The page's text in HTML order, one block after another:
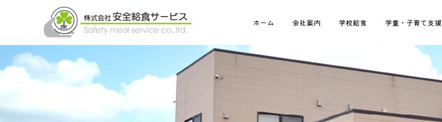
ホーム 会社案内 学校給食 学童・子育て支援